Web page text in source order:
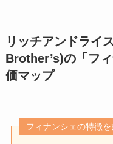
リッチアンドライ
Brother’s)の「フ
価マップ
フィナンシェの特徴を